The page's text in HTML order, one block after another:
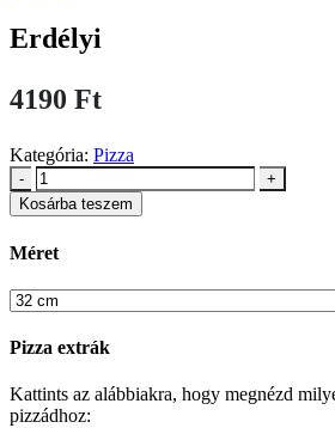
Erdélyi
4190 Ft
Kategória: Pizza
-
+
Kosárba teszem
Méret
Pizza extrák
Kattints az alábbiakra, hogy megnézd
pizzádhoz: